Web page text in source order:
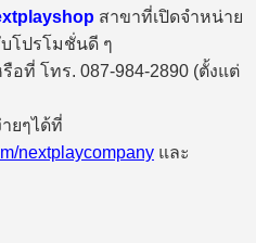
สาขาที่เปิดจำหน่าย
โปรโมชั่นดี ๆ
อที่ โทร. 087-984-2890 (ตั้งแต่
ยๆได้ที่
nextplaycompany และ